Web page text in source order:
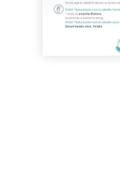
OBÝVACÍ POKOJ
KADEŘNICKÉ VÝROBKY
· 100% BEZ KRUTOSTI